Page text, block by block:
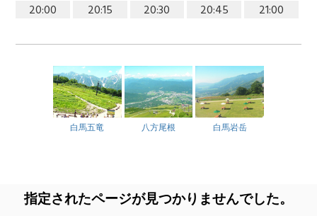
20:00
20:15 20:30 20:45 21:00
白馬五竜 八方尾根 白馬岩岳